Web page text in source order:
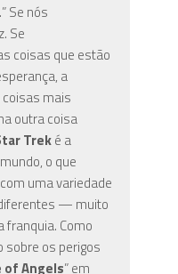
Se nós
Se
coisas que estão
a
mais
outra coisa
Treké a
o que
uma variedade
— muito
franquia. Como
sobre os perigos
of Angels” em